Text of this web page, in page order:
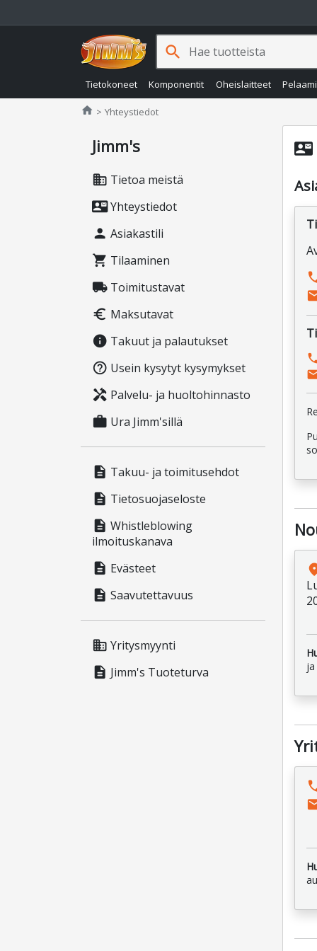
Tietokoneet Komponentit Oheislaitteet
search
home Jimms.fi
Yhteystiedot
Jimm's
domain Tietoa meistä
contact_mailYhteystiedot
person Asiakastili
shopping_cart Tilaaminen
local_shipping Toimitustavat
euro Maksutavat
info Takuut ja palautukset
help_outline Usein kysytyt kysymykset
handyman Palvelu- ja huoltohinnasto
work Ura Jimm'sillä
description Takuu- ja toimitusehdot
description Tietosuojaseloste
description Whistleblowing
ilmoituskanava
description Evästeet
description Saavutettavuus
business Yritysmyynti
description Jimm's Tuoteturva
contact_mail